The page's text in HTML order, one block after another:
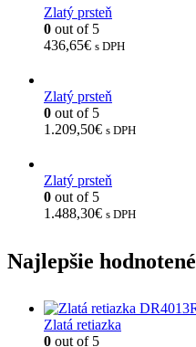
Zlatý prsteň
0 out of 5
436,65€ s DPH
Zlatý prsteň
0 out of 5
1.209,50€ s DPH
Zlatý prsteň
0 out of 5
1.488,30€ s DPH
Najlepšie hodnotené
Zlatá retiazka
0 out of 5